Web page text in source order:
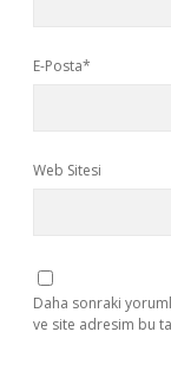
E-Posta*
Web Sitesi
Daha sonraki
ve site adresim bu